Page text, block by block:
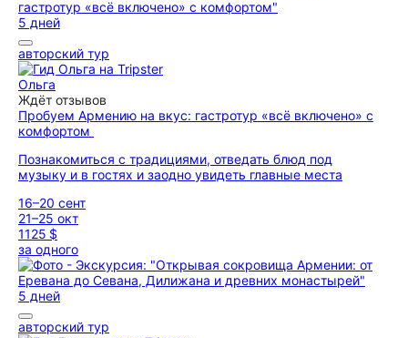
5 дней
авторский тур
Ольга
Ждёт отзывов
Пробуем Армению на вкус: гастротур «всё включено» с
комфортом
Познакомиться с традициями, отведать блюд под
музыку и в гостях и заодно увидеть главные места
16–20 сент
21–25 окт
1125 $
за одного
5 дней
авторский тур